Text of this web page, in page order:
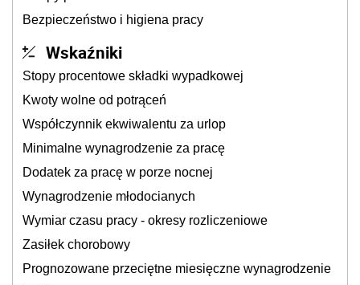
Bezpieczeństwo i higiena pracy
Wskaźniki
Stopy procentowe składki wypadkowej
Kwoty wolne od potrąceń
Współczynnik ekwiwalentu za urlop
Minimalne wynagrodzenie za pracę
Dodatek za pracę w porze nocnej
Wynagrodzenie młodocianych
Wymiar czasu pracy - okresy rozliczeniowe
Zasiłek chorobowy
Prognozowane przeciętne miesięczne wynagrodzenie